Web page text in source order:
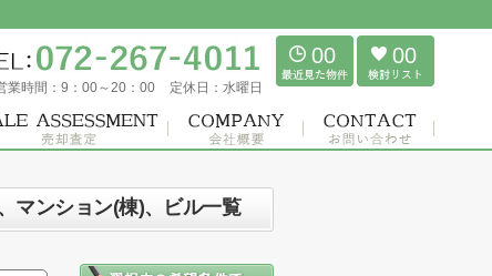
業時間： 9：00～20：00 定休日： 水曜日
00 00
マンション(棟)、ビル一覧